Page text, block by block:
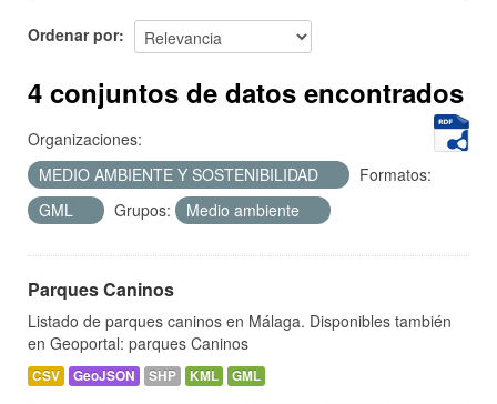
Acerca de
Ordenar por
4 conjuntos de datos encontrados
Organizaciones:
MEDIO AMBIENTE Y SOSTENIBILIDAD
Formatos:
GML
Grupos: Medio ambiente
Parques Caninos
Listado de parques caninos en Málaga. Disponibles también
en Geoportal: parques Caninos
CSV GeoJSON SHP KML GML